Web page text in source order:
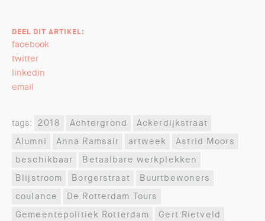
DEEL DIT ARTIKEL:
facebook
twitter
linkedin
email
tags: 2018 Achtergrond
Ackerdijkstraat
Alumni
Anna Ramsair artweek
Astrid Moors
beschikbaar
Betaalbare werkplekken
Blijstroom
Borgerstraat
Buurtbewoners
coulance
De Rotterdam Tours
Gemeentepolitiek Rotterdam
Gert Rietveld